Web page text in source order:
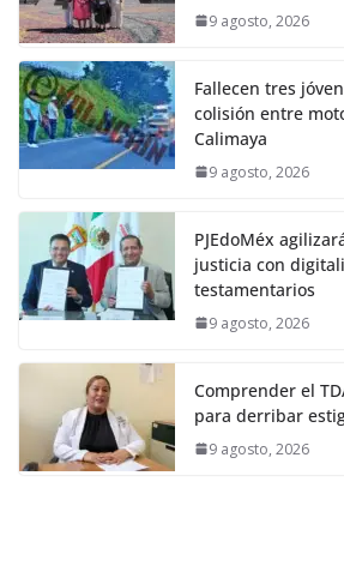
9 agosto, 2026
Fallecen tres
colisión entre
Calimaya
9 agosto, 2026
PJEdoMéx
justicia con
testamentarios
9 agosto, 2026
Comprender el
para derribar
9 agosto, 2026